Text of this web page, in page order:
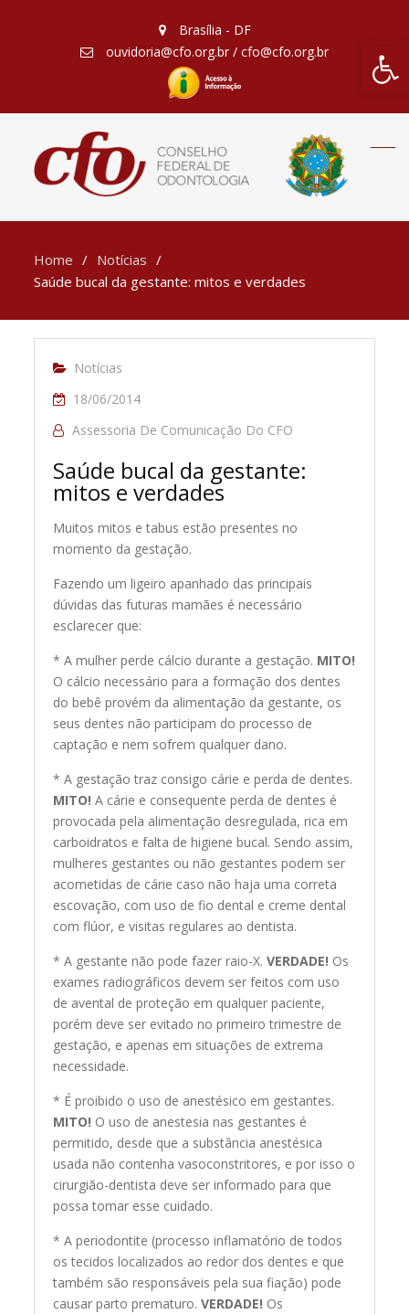
Barra
Brasília - DF
ouvidoria@cfo.org.br / cfo@cfo.org.br
Home
Notícias
Saúde bucal da gestante: mitos e verdades
Notícias
18/06/2014
Assessoria De Comunicação Do CFO
Saúde bucal da gestante:
mitos e verdades
Muitos mitos e tabus estão presentes no
momento da gestação.
Fazendo um ligeiro apanhado das principais
dúvidas das futuras mamães é necessário
esclarecer que:
* A mulher perde cálcio durante a gestação. MITO!
O cálcio necessário para a formação dos dentes
do bebê provém da alimentação da gestante, os
seus dentes não participam do processo de
captação e nem sofrem qualquer dano.
* A gestação traz consigo cárie e perda de dentes.
MITO! A cárie e consequente perda de dentes é
provocada pela alimentação desregulada, rica em
carboidratos e falta de higiene bucal. Sendo assim,
mulheres gestantes ou não gestantes podem ser
acometidas de cárie caso não haja uma correta
escovação, com uso de fio dental e creme dental
com flúor, e visitas regulares ao dentista.
* A gestante não pode fazer raio-X.VERDADE! Os
exames radiográficos devem ser feitos com uso
de avental de proteção em qualquer paciente,
porém deve ser evitado no primeiro trimestre de
gestação, e apenas em situações de extrema
necessidade.
* É proibido o uso de anestésico em gestantes.
MITO! O uso de anestesia nas gestantes é
permitido, desde que a substância anestésica
usada não contenha vasoconstritores, e por isso o
cirurgião-dentista deve ser informado para que
possa tomar esse cuidado.
* A periodontite (processo inflamatório de todos
os tecidos localizados ao redor dos dentes e que
também são responsáveis pela sua fiação) pode
causar parto prematuro.VERDADE! Os